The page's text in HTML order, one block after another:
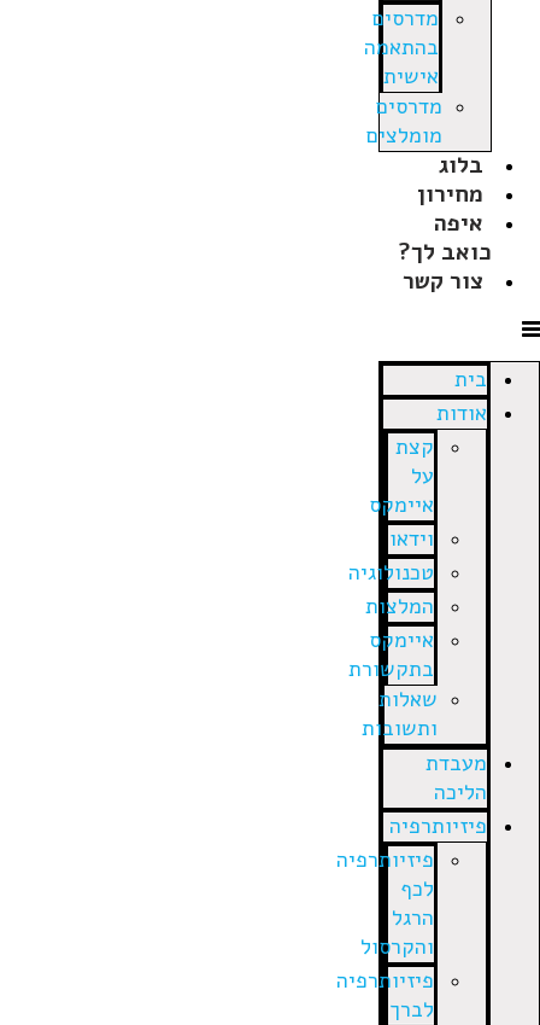
מדרסים
בהתאמה
אישית
מדרסים
מומלצים
בלוג
מחירון
איפה
כואב לך?
צור קשר
בית
אודות
קצת
על
איימקס
וידאו
טכנולוגיה
המלצות
איימקס
בתקשורת
שאלות
ותשובות
מעבדת
הליכה
פיזיותרפיה
פיזיותרפיה
לכף
הרגל
והקרסול
פיזיותרפיה
לברך